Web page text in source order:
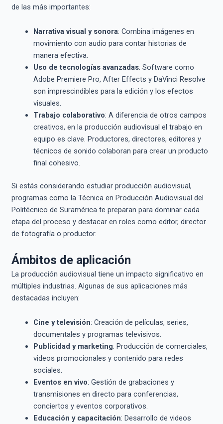
de las más importantes:
Narrativa visual y sonora: Combina imágenes en
movimiento con audio para contar historias de
manera efectiva.
Uso de tecnologías avanzadas: Software como
Adobe Premiere Pro, After Effects y DaVinci Resolve
son imprescindibles para la edición y los efectos
visuales.
Trabajo colaborativo: A diferencia de otros campos
creativos, en la producción audiovisual el trabajo en
equipo es clave. Productores, directores, editores y
técnicos de sonido colaboran para crear un producto
final cohesivo.
Si estás considerando estudiar producción audiovisual,
programas como la Técnica en Producción Audiovisual del
Politécnico de Suramérica te preparan para dominar cada
etapa del proceso y destacar en roles como editor, director
de fotografía o productor.
Ámbitos de aplicación
La producción audiovisual tiene un impacto significativo en
múltiples industrias. Algunas de sus aplicaciones más
destacadas incluyen:
Cine y televisión: Creación de películas, series,
documentales y programas televisivos.
Publicidad y marketing: Producción de comerciales,
videos promocionales y contenido para redes
sociales.
Eventos en vivo: Gestión de grabaciones y
transmisiones en directo para conferencias,
conciertos y eventos corporativos.
Educación y capacitación: Desarrollo de videos